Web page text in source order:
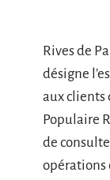
Rives de
désigne
aux clients
Populaire
de
opérations